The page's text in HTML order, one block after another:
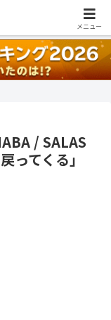
覧はこちら
/ SALAS
ってくる」
メニュー